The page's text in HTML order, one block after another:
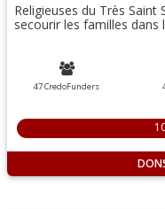
Religieuses du Très
secourir les familles dans
47 CredoFunders